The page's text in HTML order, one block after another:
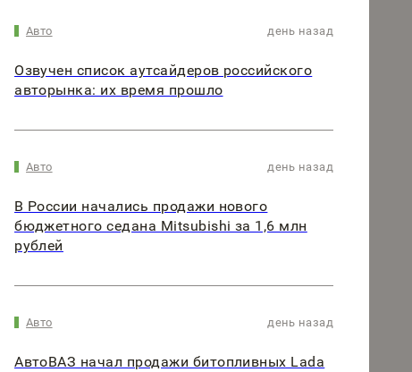
Авто день назад
Озвучен список аутсайдеров российского
авторынка: их время прошло
Авто день назад
В России начались продажи нового
бюджетного седана Mitsubishi за 1,6 млн
рублей
Авто день назад
АвтоВАЗ начал продажи битопливных Lada